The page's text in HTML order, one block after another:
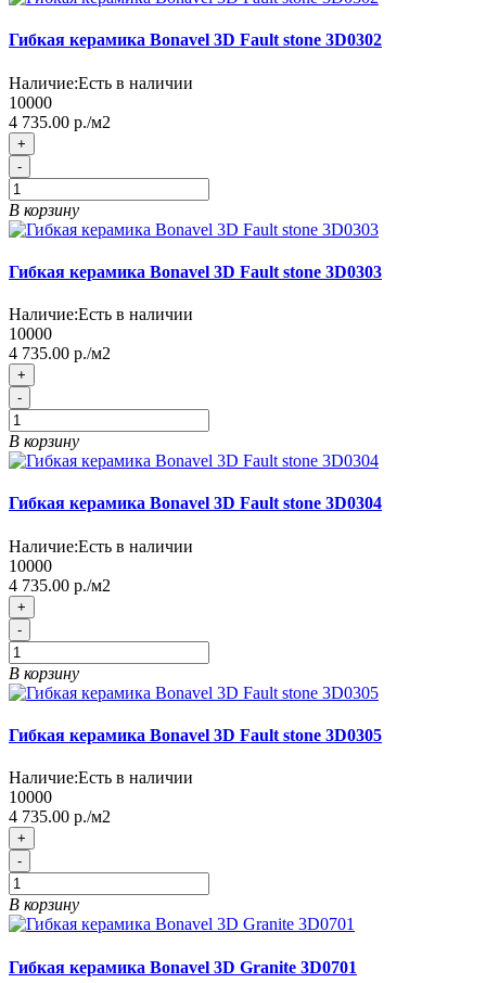
Гибкая керамика Bonavel 3D Fault stone 3D0302
Наличие:Есть в наличии
10000
4 735.00 р./м2
+
-
В корзину
Гибкая керамика Bonavel 3D Fault stone 3D0303
Наличие:Есть в наличии
10000
4 735.00 р./м2
+
-
В корзину
Гибкая керамика Bonavel 3D Fault stone 3D0304
Наличие:Есть в наличии
10000
4 735.00 р./м2
+
-
В корзину
Гибкая керамика Bonavel 3D Fault stone 3D0305
Наличие:Есть в наличии
10000
4 735.00 р./м2
+
-
В корзину
Гибкая керамика Bonavel 3D Granite 3D0701